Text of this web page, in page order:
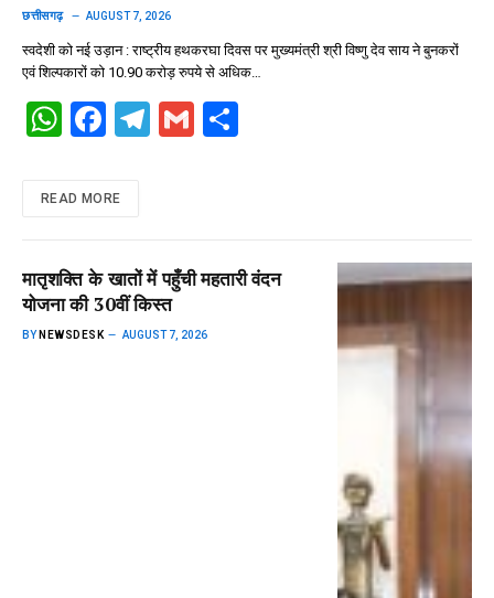
छत्तीसगढ़ AUGUST 7, 2026
स्वदेशी को नई उड़ान : राष्ट्रीय हथकरघा दिवस पर मुख्यमंत्री श्री विष्णु देव साय ने बुनकरों
एवं शिल्पकारों को 10.90 करोड़ रुपये से अधिक…
W
at
A
p
p
F
ce
o
k
T
a
m
G
READ MORE
मातृशक्ति के खातों में पहुँची महतारी वंदन
योजना की 30वीं किस्त
BY NEWSDESK AUGUST 7, 2026